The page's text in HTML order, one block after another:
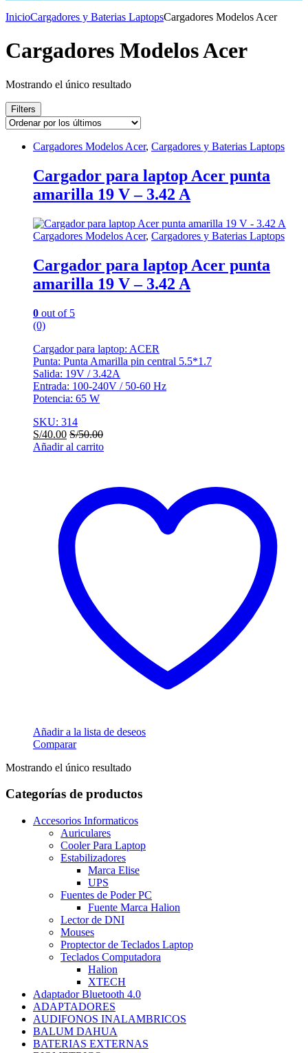
InicioCargadores y Baterias LaptopsCargadores Modelos Acer
Cargadores Modelos Acer
Mostrando el único resultado
Filters
Cargadores Modelos Acer, Cargadores y Baterias Laptops
Cargador para laptop Acer punta
amarilla 19 V – 3.42 A
Cargadores Modelos Acer, Cargadores y Baterias Laptops
Cargador para laptop Acer punta
amarilla 19 V – 3.42 A
0 out of 5
(0)
Cargador para laptop: ACER
Punta: Punta Amarilla pin central 5.5*1.7
Salida: 19V / 3.42A
Entrada: 100-240V / 50-60 Hz
Potencia: 65 W
SKU: 314
S/40.00 S/50.00
Añadir al carrito
Añadir a la lista de deseos
Comparar
Mostrando el único resultado
Categorías de productos
Accesorios Informaticos
Auriculares
Cooler Para Laptop
Estabilizadores
Marca Elise
UPS
Fuentes de Poder PC
Fuente Marca Halion
Lector de DNI
Mouses
Proptector de Teclados Laptop
Teclados Computadora
Halion
XTECH
Adaptador Bluetooth 4.0
ADAPTADORES
AUDIFONOS INALAMBRICOS
BALUM DAHUA
BATERIAS EXTERNAS